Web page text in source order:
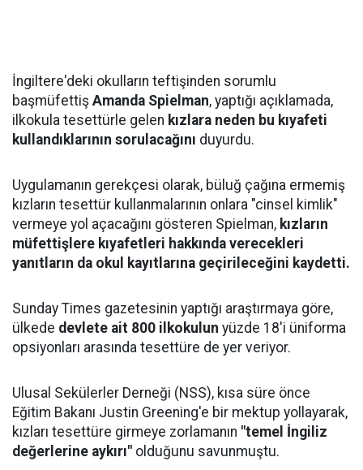
İngiltere'deki okulların teftişinden sorumlu
başmüfettiş Amanda Spielman, yaptığı açıklamada,
ilkokula tesettürle gelen kızlara neden bu kıyafeti
kullandıklarının sorulacağını duyurdu.
Uygulamanın gerekçesi olarak, büluğ çağına ermemiş
kızların tesettür kullanmalarının onlara "cinsel kimlik"
vermeye yol açacağını gösteren Spielman, kızların
müfettişlere kıyafetleri hakkında verecekleri
yanıtların da okul kayıtlarına geçirileceğini kaydetti.
Sunday Times gazetesinin yaptığı araştırmaya göre,
ülkede devlete ait 800 ilkokulun yüzde 18'i üniforma
opsiyonları arasında tesettüre de yer veriyor.
Ulusal Sekülerler Derneği (NSS), kısa süre önce
Eğitim Bakanı Justin Greening'e bir mektup yollayarak,
kızları tesettüre girmeye zorlamanın "temel İngiliz
değerlerine aykırı" olduğunu savunmuştu.